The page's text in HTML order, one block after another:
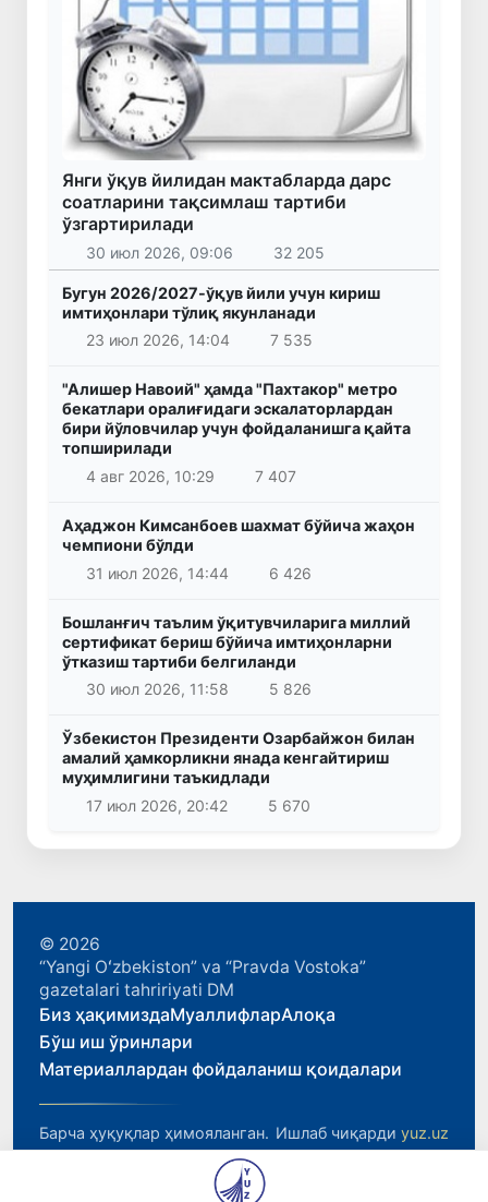
Янги ўқув йилидан мактабларда дарс
соатларини тақсимлаш тартиби
ўзгартирилади
30 июл 2026, 09:06 32 205
Бугун 2026/2027-ўқув йили учун кириш
имтиҳонлари тўлиқ якунланади
23 июл 2026, 14:04
7 535
"Алишер Навоий" ҳамда "Пахтакор" метро
бекатлари оралиғидаги эскалаторлардан
бири йўловчилар учун фойдаланишга қайта
топширилади
4 авг 2026, 10:29
7 407
Аҳаджон Кимсанбоев шахмат бўйича жаҳон
чемпиони бўлди
31 июл 2026, 14:44
6 426
Бошланғич таълим ўқитувчиларига миллий
сертификат бериш бўйича имтиҳонларни
ўтказиш тартиби белгиланди
30 июл 2026, 11:58
5 826
Ўзбекистон Президенти Озарбайжон билан
амалий ҳамкорликни янада кенгайтириш
муҳимлигини таъкидлади
17 июл 2026, 20:42
5 670
© 2026
“Yangi Oʻzbekiston” va “Pravda Vostoka”
gazetalari tahririyati DM
Биз ҳақимиздаМуаллифларАлоқа
Бўш иш ўринлари
Материаллардан фойдаланиш қоидалари
Барча ҳуқуқлар ҳимояланган. Ишлаб чиқарди yuz.uz